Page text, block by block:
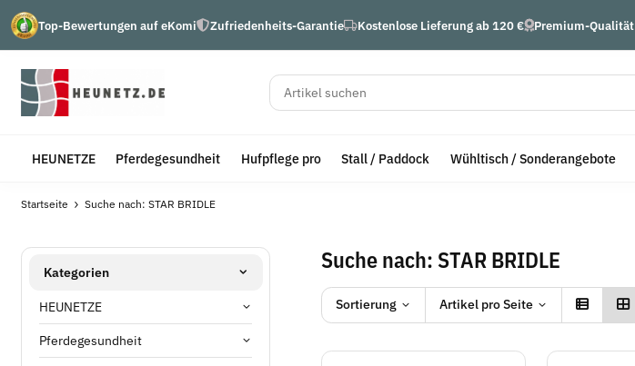
Top-Bewertungen auf eKomi Zufriedenheits-Garantie Kostenlose Lieferung ab 120 € Premium-Qualität
HEUNETZE Pferdegesundheit Hufpflege pro Stall / Paddock Wühltisch / Sonderangebote
Startseite Suche nach: STAR BRIDLE
Suche nach: STAR BRIDLE
Sortierung Artikel pro Seite
Kategorien
HEUNETZE
Pferdegesundheit